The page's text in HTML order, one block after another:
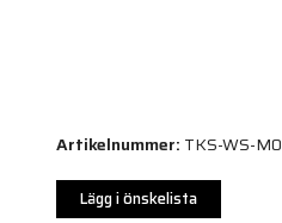
Artikelnummer: TKS-WS-
Lägg i önskelista